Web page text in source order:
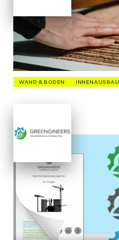
WAND & BODEN INNENAUSBAU